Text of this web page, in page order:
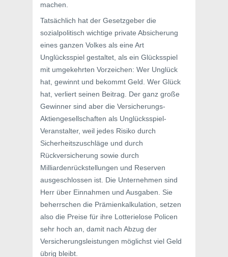
machen.
Tatsächlich hat der Gesetzgeber die
sozialpolitisch wichtige private Absicherung
eines ganzen Volkes als eine Art
Unglücksspiel gestaltet, als ein Glücksspiel
mit umgekehrten Vorzeichen: Wer Unglück
hat, gewinnt und bekommt Geld. Wer Glück
hat, verliert seinen Beitrag. Der ganz große
Gewinner sind aber die Versicherungs-
Aktiengesellschaften als Unglücksspiel-
Veranstalter, weil jedes Risiko durch
Sicherheitszuschläge und durch
Rückversicherung sowie durch
Milliardenrückstellungen und Reserven
ausgeschlossen ist. Die Unternehmen sind
Herr über Einnahmen und Ausgaben. Sie
beherrschen die Prämienkalkulation, setzen
also die Preise für ihre Lotterielose Policen
sehr hoch an, damit nach Abzug der
Versicherungsleistungen möglichst viel Geld
übrig bleibt.